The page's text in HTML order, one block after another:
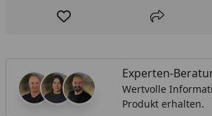
Produkt zur Wunschliste
Teilen
Experten-
Wertvolle
Produkt erhalten.